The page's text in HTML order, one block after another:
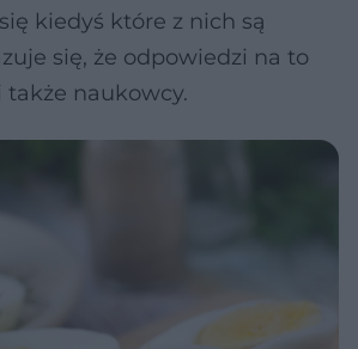
kiedyś które z nich są
się, że odpowiedzi na to
także naukowcy.